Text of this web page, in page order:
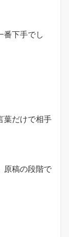
番下手でし
葉だけで相手
原稿の段階で